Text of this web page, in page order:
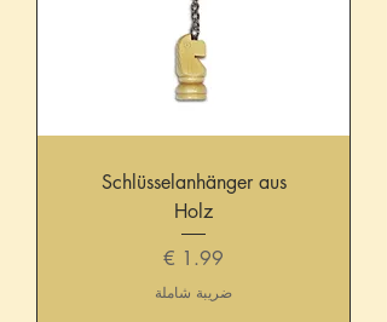
Schlüsselanhänger aus
Holz
السعر
ضريبة شاملة